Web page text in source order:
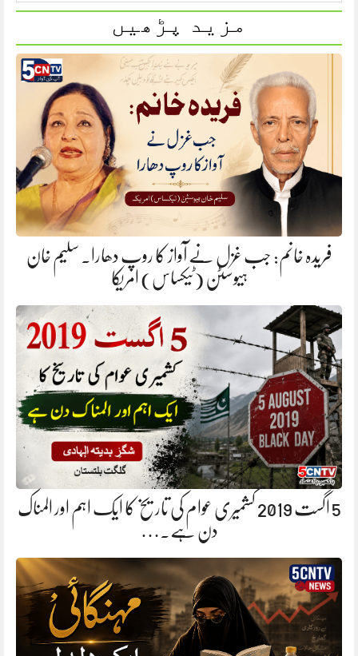
مزید پڑھیں
فریدہ خانم: جب غزل نے آواز کا روپ دھارا. سلیم خان
ہیوسٹن (ٹیکساس) امریکا
5 اگست 2019 کشمیری عوام کی تاریخ کا ایک اہم اور المناک
دن ہے.…